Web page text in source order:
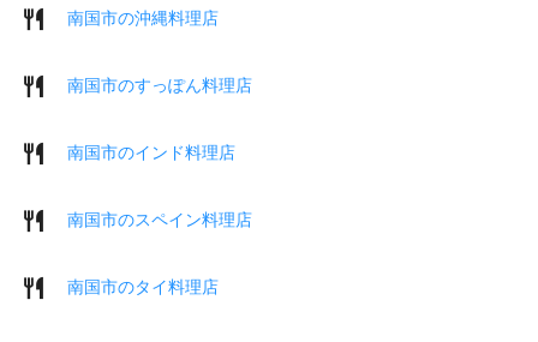
南国市の沖縄料理店
南国市のすっぽん料理店
南国市のインド料理店
南国市のスペイン料理店
南国市のタイ料理店